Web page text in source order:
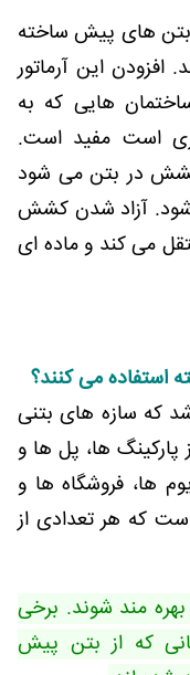
های پیش ساخته
این آرماتور
هایی که به
است مفید است.
کشش در بتن می شود
شود. آزاد شدن کشش
می کند و ماده ای
استفاده می کنند؟
که سازه های بتنی
ها، پل ها و
ها، فروشگاه ها و
که هر تعدادی از
مند شوند. برخی
که از بتن پیش